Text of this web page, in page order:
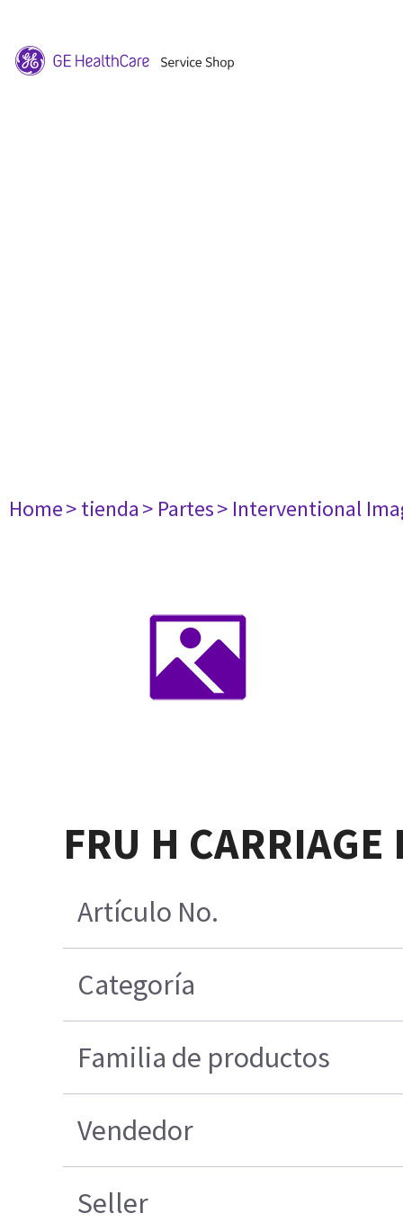
Home> tienda> Partes> Interventional
FRU H CARRIAGE
Artículo No.
Categoría
Familia de productos
Vendedor
Seller